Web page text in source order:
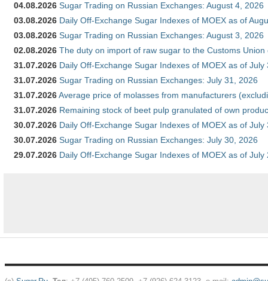
04.08.2026 Sugar Trading on Russian Exchanges: August 4, 2026
03.08.2026 Daily Off-Exchange Sugar Indexes of MOEX as of
03.08.2026 Sugar Trading on Russian Exchanges: August 3, 2026
02.08.2026 The duty on import of raw sugar to the Customs
31.07.2026 Daily Off-Exchange Sugar Indexes of MOEX as of July
31.07.2026 Sugar Trading on Russian Exchanges: July 31, 2026
31.07.2026Average price of molasses from manufacturers
31.07.2026 Remaining stock of beet pulp granulated of own
30.07.2026 Daily Off-Exchange Sugar Indexes of MOEX as of July
30.07.2026 Sugar Trading on Russian Exchanges: July 30, 2026
29.07.2026 Daily Off-Exchange Sugar Indexes of MOEX as of July